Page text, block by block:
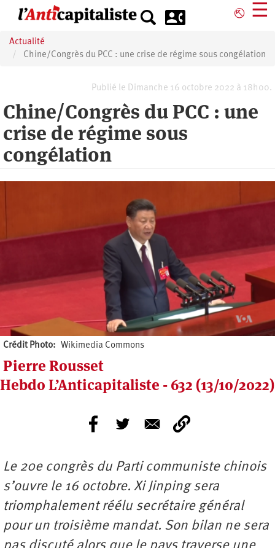
principal
⎋ ☰
Actualité
Chine/Congrès du PCC : une crise de régime sous congélation
Publié le Dimanche 16 octobre 2022 à 18h00.
Chine/Congrès du PCC : une
crise de régime sous
congélation
Crédit Photo Wikimedia Commons
Pierre Rousset
Hebdo L’Anticapitaliste - 632 (13/10/2022)
Le 20e congrès du Parti communiste chinois
s’ouvre le 16 octobre. Xi Jinping sera
triomphalement réélu secrétaire général
pour un troisième mandat. Son bilan ne sera